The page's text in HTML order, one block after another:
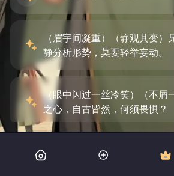
（眉宇间凝重）（静观其变）
静分析形势，莫要轻举妄动。
（眼中闪过一丝冷笑）（不屑
之心，自古皆然，何须畏惧？